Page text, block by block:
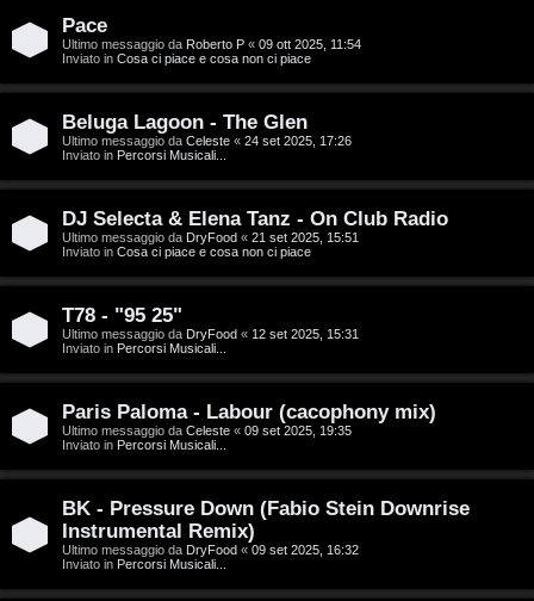
s
t
a
A
r
g
o
m
e
n
t
i
a
Pace
Ultimo messaggio da Roberto P « 09 ott 2025, 11:54
Inviato in Cosa ci piace e cosa non ci piace
Beluga Lagoon - The Glen
Ultimo messaggio da Celeste « 24 set 2025, 17:26
Inviato in Percorsi Musicali...
DJ Selecta & Elena Tanz - On Club Radio
Ultimo messaggio da DryFood « 21 set 2025, 15:51
Inviato in Cosa ci piace e cosa non ci piace
T78 - "95 25"
Ultimo messaggio da DryFood « 12 set 2025, 15:31
Inviato in Percorsi Musicali...
Paris Paloma - Labour (cacophony mix)
Ultimo messaggio da Celeste « 09 set 2025, 19:35
Inviato in Percorsi Musicali...
BK - Pressure Down (Fabio Stein Downrise
Instrumental Remix)
Ultimo messaggio da DryFood « 09 set 2025, 16:32
Inviato in Percorsi Musicali...
s
t
i
n
o
i
n
T
o
u
r
u
s